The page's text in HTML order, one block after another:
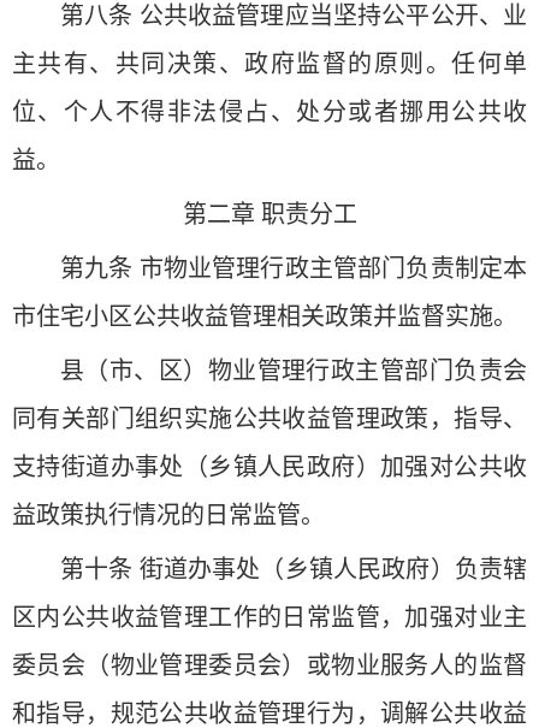
第八条 公共收益管理应当坚持公平公开、业
主共有、共同决策、政府监督的原则。任何单
位、个人不得非法侵占、处分或者挪用公共收
益。
第二章 职责分工
第九条 市物业管理行政主管部门负责制定本
市住宅小区公共收益管理相关政策并监督实施。
县（市、区）物业管理行政主管部门负责会
同有关部门组织实施公共收益管理政策，指导、
支持街道办事处（乡镇人民政府）加强对公共收
益政策执行情况的日常监管。
第十条 街道办事处（乡镇人民政府）负责辖
区内公共收益管理工作的日常监管，加强对业主
委员会（物业管理委员会）或物业服务人的监督
和指导，规范公共收益管理行为，调解公共收益